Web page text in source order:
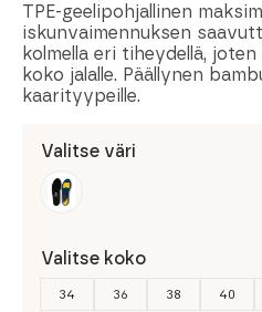
TPE-geelipohjallinen
iskunvaimennuksen
kolmella eri tiheydellä,
koko jalalle. Päällynen
kaarityypeille.
Valitse väri
Valitse koko
34 36 38 40